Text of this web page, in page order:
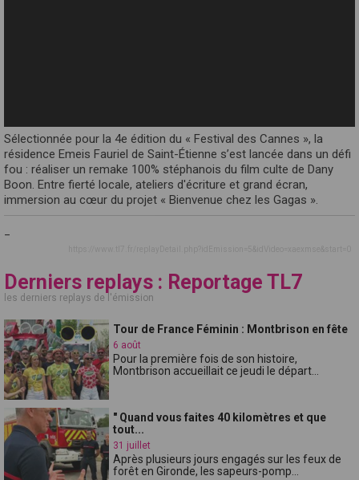
Sélectionnée pour la 4e édition du « Festival des Cannes », la
résidence Emeis Fauriel de Saint-Étienne s’est lancée dans un défi
fou : réaliser un remake 100% stéphanois du film culte de Dany
Boon. Entre fierté locale, ateliers d'écriture et grand écran,
immersion au cœur du projet « Bienvenue chez les Gagas ».
Derniers replays : Reportage TL7
les derniers replays de l'émission
Tour de France Féminin : Montbrison en fête
6 août
Pour la première fois de son histoire,
Montbrison accueillait ce jeudi le départ...
" Quand vous faites 40 kilomètres et que
tout...
31 juillet
Après plusieurs jours engagés sur les feux de
forêt en Gironde, les sapeurs-pomp...